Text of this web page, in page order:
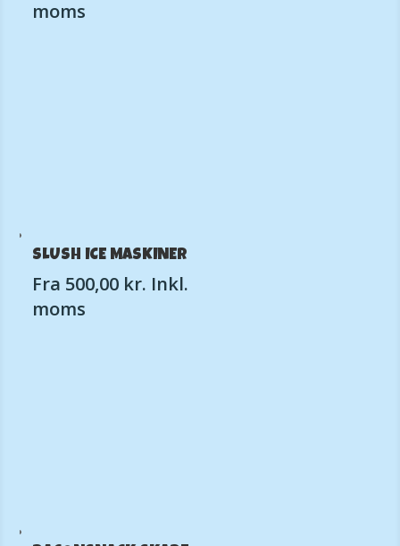
moms
SLUSH ICE MASKINER
Fra 500,00 kr. Inkl.
moms